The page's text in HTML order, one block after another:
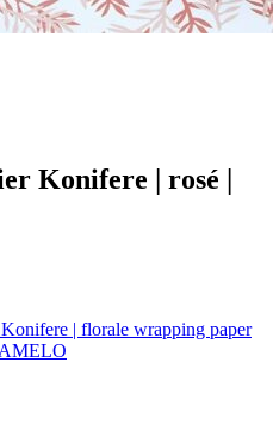
Konifere | rosé |